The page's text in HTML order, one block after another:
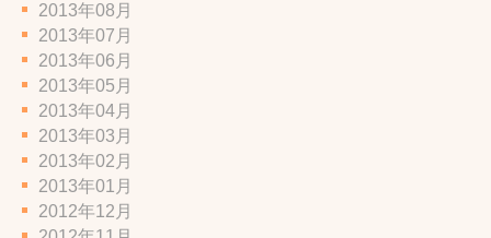
2013年08月
2013年07月
2013年06月
2013年05月
2013年04月
2013年03月
2013年02月
2013年01月
2012年12月